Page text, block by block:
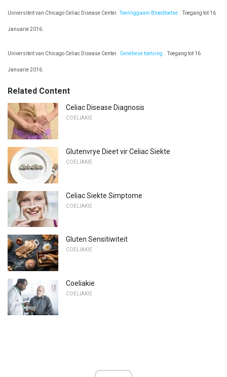
Universiteit van Chicago Celiac Disease Center. Teenliggaam Bloedtoetse Toegang tot 16
Januarie 2016.
Universiteit van Chicago Celiac Disease Center. Genetiese toetsing . Toegang tot 16
Januarie 2016.
Related Content
Celiac Disease Diagnosis
COELIAKIE
Glutenvrye Dieet vir Celiac Siekte
COELIAKIE
Celiac Siekte Simptome
COELIAKIE
Gluten Sensitiwiteit
COELIAKIE
Coeliakie
COELIAKIE